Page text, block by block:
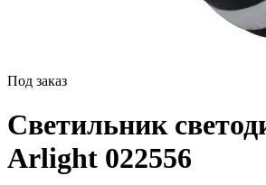
Под заказ
Светильник
Arlight 022556